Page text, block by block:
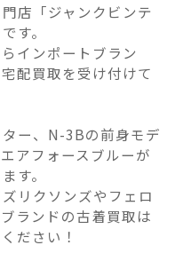
店「ジャンクビンテ
す。
インポートブラン
配買取を受け付けて
ー、N-3Bの前身モデ
アフォースブルーが
す。
リクソンズやフェロ
ランドの古着買取は
ださい！